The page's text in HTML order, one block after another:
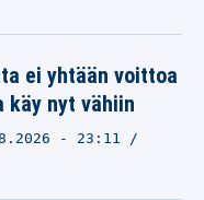
ei yhtään voittoa
käy nyt vähiin
- 23:11